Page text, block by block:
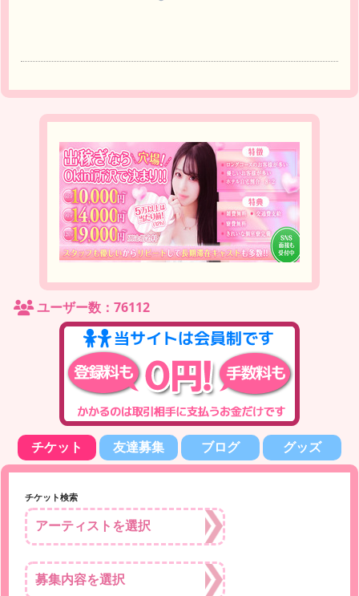
ユーザー数：76112
チケット 友達募集 ブログ グッズ
チケット検索